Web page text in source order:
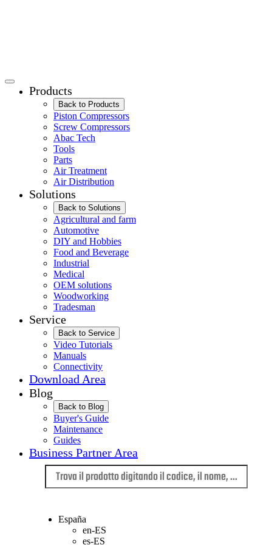
Products
Back to Products
Piston Compressors
Screw Compressors
Abac Tech
Tools
Parts
Air Treatment
Air Distribution
Solutions
Back to Solutions
Agricultural and farm
Automotive
DIY and Hobbies
Food and Beverage
Industrial
Medical
OEM solutions
Woodworking
Tradesman
Service
Back to Service
Video Tutorials
Manuals
Connectivity
Download Area
Blog
Back to Blog
Buyer's Guide
Maintenance
Guides
Business Partner Area
España
en-ES
es-ES